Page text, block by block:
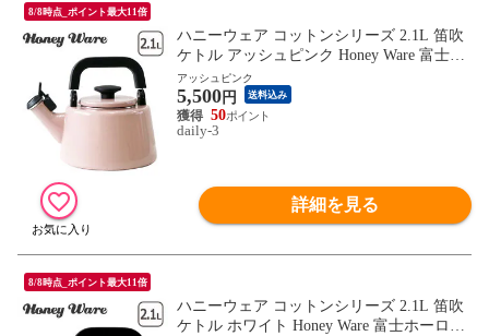
8/8時点_ポイント最大11倍
ハニーウェア コットンシリーズ 2.1L 笛吹
ケトル アッシュピンク Honey Ware 富士ホ
ーロー【北海道・沖縄は990円加算】how07
6-12
アッシュピンク
5,500円 送料込み
50
daily-3
詳細を見る
8/8時点_ポイント最大11倍
ハニーウェア コットンシリーズ 2.1L 笛吹
ケトル ホワイト Honey Ware 富士ホーロー